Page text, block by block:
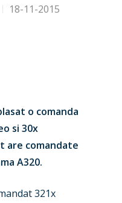
18-11-2015
o comanda
si 30x
are comandate
A320.
321x